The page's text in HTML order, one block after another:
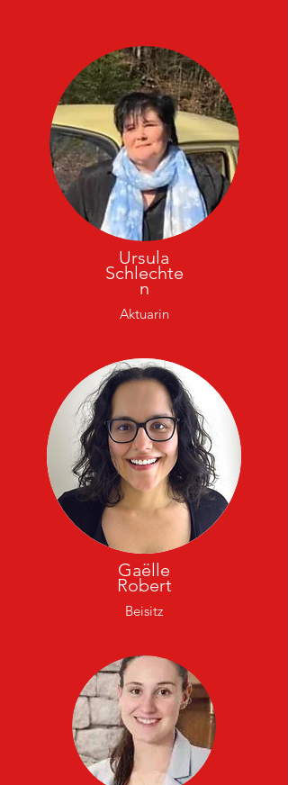
Ursula
Schlechte
n
Aktuarin
Gaëlle
Robert
Beisitz